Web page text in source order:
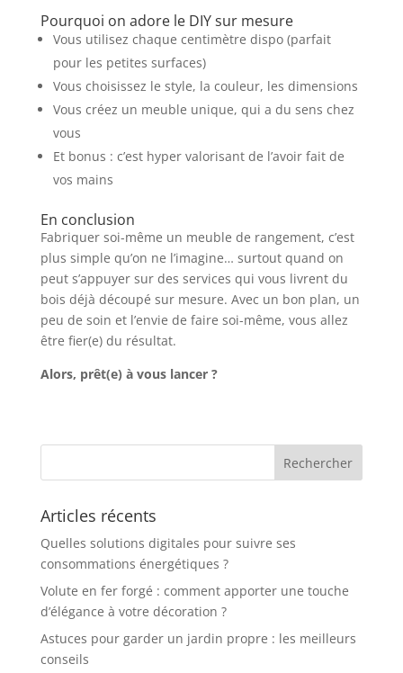
Pourquoi on adore le DIY sur mesure
Vous utilisez chaque centimètre dispo (parfait
pour les petites surfaces)
Vous choisissez le style, la couleur, les dimensions
Vous créez un meuble unique, qui a du sens chez
vous
Et bonus : c’est hyper valorisant de l’avoir fait de
vos mains
En conclusion
Fabriquer soi-même un meuble de rangement, c’est
plus simple qu’on ne l’imagine… surtout quand on
peut s’appuyer sur des services qui vous livrent du
bois déjà découpé sur mesure. Avec un bon plan, un
peu de soin et l’envie de faire soi-même, vous allez
être fier(e) du résultat.
Alors, prêt(e) à vous lancer ?
Articles récents
Quelles solutions digitales pour suivre ses
consommations énergétiques ?
Volute en fer forgé : comment apporter une touche
d’élégance à votre décoration ?
Astuces pour garder un jardin propre : les meilleurs
conseils